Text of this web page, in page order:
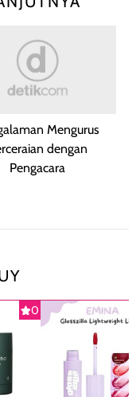
Mengurus
dengan
Pengacara
0